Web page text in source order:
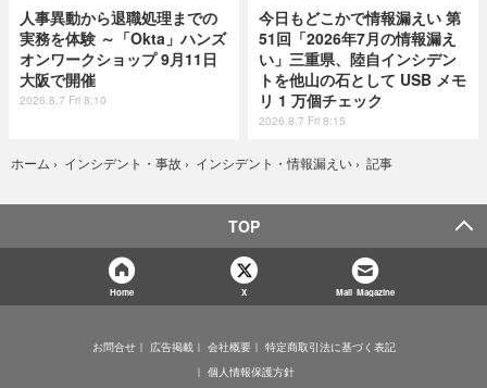
人事異動から退職処理までの
実務を体験 ～「Okta」ハンズ
オンワークショップ 9月11日
大阪で開催
2026.8.7 Fri 8:10
今日もどこかで情報漏えい 第
51回「2026年7月の情報漏え
い」三重県、陸自インシデン
トを他山の石として USB メモ
リ 1 万個チェック
2026.8.7 Fri 8:15
ホーム › インシデント・事故 › インシデント・情報漏えい › 記事
TOP
Home X Mail Magazine
お問合せ 広告掲載 会社概要
特定商取引法に基づく表記
個人情報保護方針